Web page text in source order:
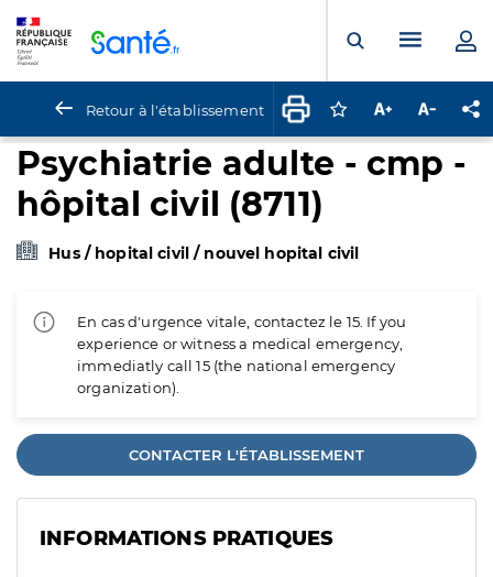
Ouvrir laMenu
Retour à l'établissement Connectez-vous
Augmenter la
Psychiatrie adulte - cmp -
hôpital civil (8711)
Hus / hopital civil / nouvel hopital civil
En cas d'urgence vitale, contactez le 15. If you
experience or witness a medical emergency,
immediatly call 15 (the national emergency
organization).
CONTACTER L'ÉTABLISSEMENT
INFORMATIONS PRATIQUES